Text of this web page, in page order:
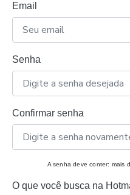
Email
Senha
Confirmar senha
A senha deve conter: mais
O que você busca na